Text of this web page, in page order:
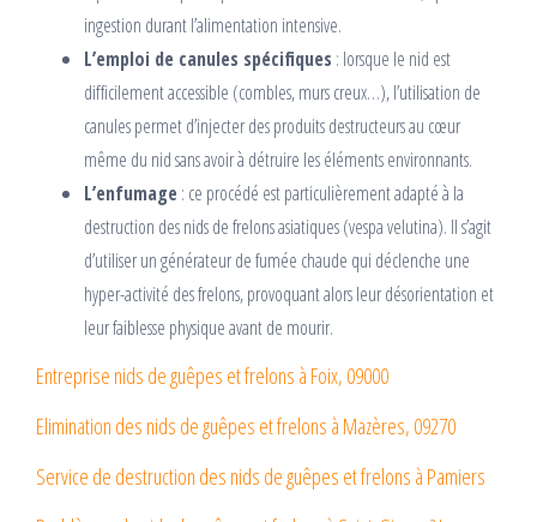
ingestion durant l’alimentation intensive.
L’emploi de canules spécifiques : lorsque le nid est
difficilement accessible (combles, murs creux…), l’utilisation de
canules permet d’injecter des produits destructeurs au cœur
même du nid sans avoir à détruire les éléments environnants.
L’enfumage : ce procédé est particulièrement adapté à la
destruction des nids de frelons asiatiques (vespa velutina). Il s’agit
d’utiliser un générateur de fumée chaude qui déclenche une
hyper-activité des frelons, provoquant alors leur désorientation et
leur faiblesse physique avant de mourir.
Entreprise nids de guêpes et frelons à Foix, 09000
Elimination des nids de guêpes et frelons à Mazères, 09270
Service de destruction des nids de guêpes et frelons à Pamiers